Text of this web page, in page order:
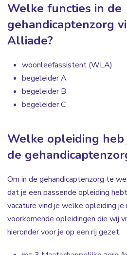
Welke functies in de
gehandicaptenzorg
Alliade?
woonleefassistent (WLA)
begeleider A
begeleider B
begeleider C
Welke opleiding heb
de
Om in de gehandicaptenzorg te
dat je een passende opleiding
vacature vind je welke opleiding
voorkomende opleidingen die wij
hieronder voor je op een rij gezet.